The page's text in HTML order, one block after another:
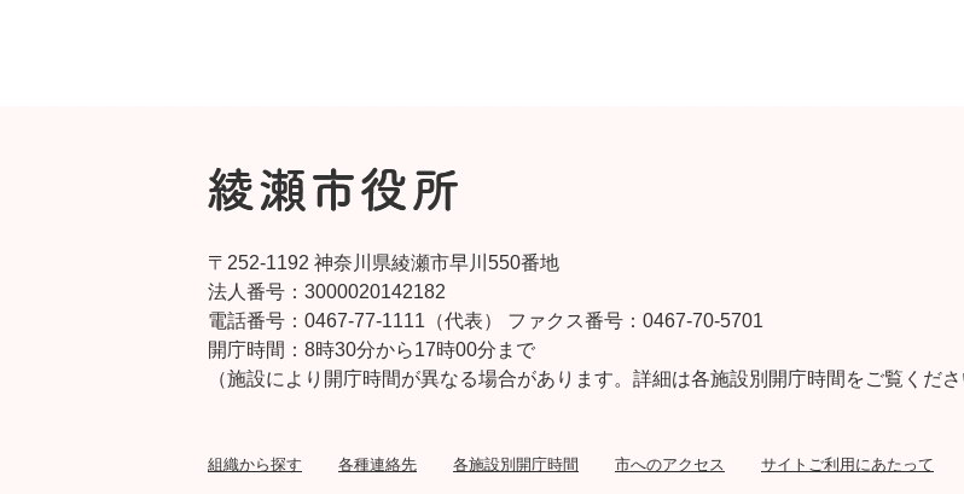
〒252-1192 神奈川県綾瀬市早川550番地
法人番号：3000020142182
電話番号：0467-77-1111（代表） ファクス番号：0467-70-5701
開庁時間：8時30分から17時00分まで
（施設により開庁時間が異なる場合があります。詳細は各施設別開庁時間をご覧くださ
組織から探す 各種連絡先 各施設別開庁時間 市へのアクセス サイトご利用にあたって